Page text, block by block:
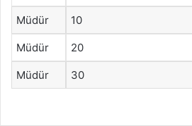
Müdür 10
Müdür 20
Müdür 30